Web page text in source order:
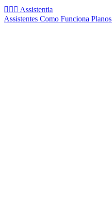
🧚🏻‍♂️ Assistentia
Assistentes Como Funciona Planos